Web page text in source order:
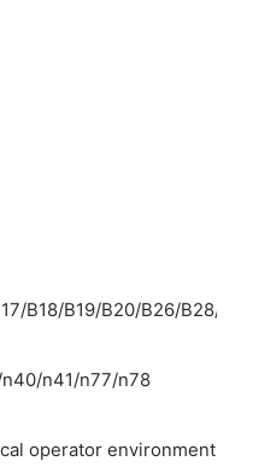
B18/B19/B20/B26/B28/B66
n41/n77/n78
operator environment